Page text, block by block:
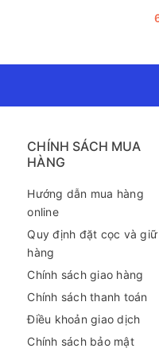
CHÍNH SÁCH MUA
HÀNG
Hướng dẫn mua hàng
online
Quy định đặt cọc và giữ
hàng
Chính sách giao hàng
Chính sách thanh toán
Điều khoản giao dịch
Chính sách bảo mật